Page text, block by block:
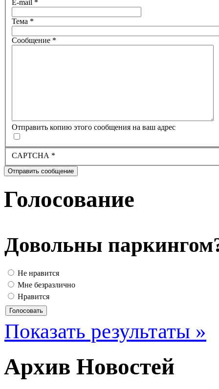
E-mail *
Тема *
Сообщение *
Отправить копию этого сообщения на ваш адрес
CAPTCHA *
Отправить сообщение
Голосование
Довольны
Не нравится
Мне безразлично
Нравится
Показать результаты »
Архив Новостей